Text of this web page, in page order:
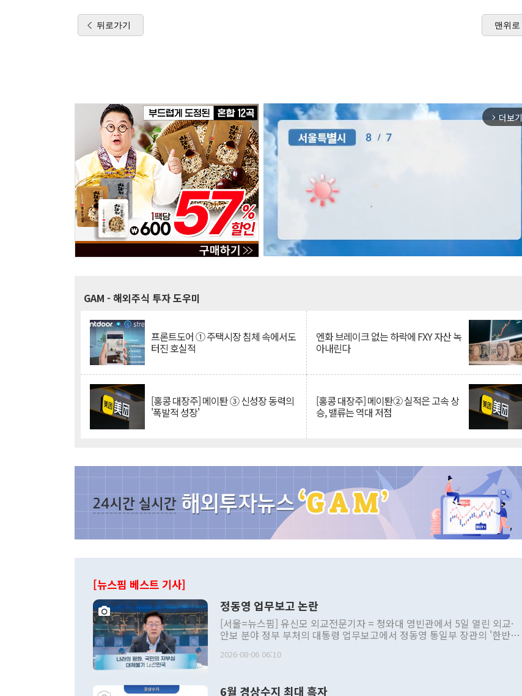
뒤로가기 맨위로
arrow_forward_ios 더보기
GAM - 해외주식 투자 도우미
프론트도어 ① 주택시장 침체 속에서도
터진 호실적
엔화 브레이크 없는 하락에 FXY 자산 녹
아내린다
[홍콩 대장주] 메이퇀 ③ 신성장 동력의
'폭발적 성장'
[홍콩 대장주] 메이퇀② 실적은 고속 상
승, 밸류는 역대 저점
[뉴스핌 베스트 기사]
정동영 업무보고 논란
[서울=뉴스핌] 유신모 외교전문기자 = 청와대 영빈관에서 5일 열린 외교·
안보 분야 정부 부처의 대통령 업무보고에서 정동영 통일부 장관의 '한반도
발언 중에는 정부 내 조율을 거치지 않은 사안을 정책으로 추진하겠다고 공
주의적 희망에 근거한 비현실적 구상'이라는 비판을 내놨다. 그동안 정 장
2026-08-06 06:10
6월 경상수지 최대 흑자